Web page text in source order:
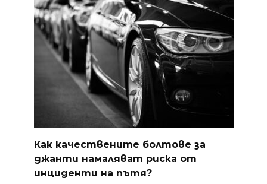
Как качествените болтове за
джанти намаляват риска от
инциденти на пътя?